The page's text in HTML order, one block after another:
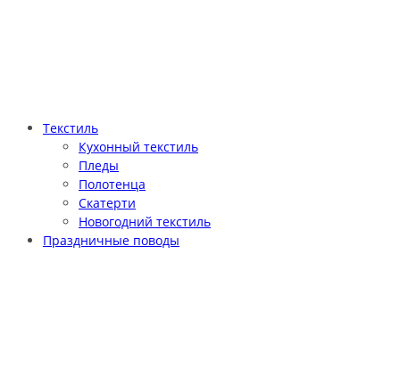
Текстиль
Кухонный текстиль
Пледы
Полотенца
Скатерти
Новогодний текстиль
Праздничные поводы